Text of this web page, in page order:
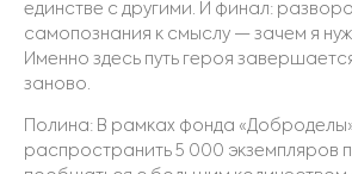
единстве с другими. И финал:
самопознания к смыслу — зачем я
Именно здесь путь героя
заново.
Полина: В рамках фонда
распространить 5 000 экземпляров